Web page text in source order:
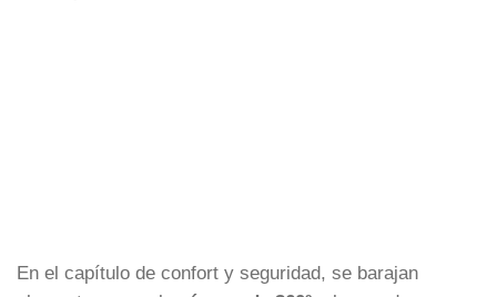
En el capítulo de confort y seguridad, se barajan